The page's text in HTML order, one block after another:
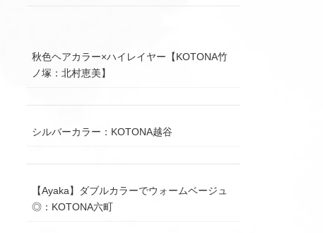
秋色ヘアカラー×ハイレイヤー【KOTONA竹
ノ塚：北村恵美】
シルバーカラー：KOTONA越谷
【Ayaka】ダブルカラーでウォームベージュ
◎：KOTONA六町